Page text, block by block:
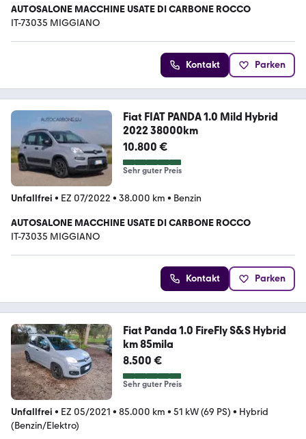
AUTOSALONE MACCHINE USATE DI CARBONE ROCCO
IT-73035 MIGGIANO
Kontakt Parken
Fiat FIAT PANDA 1.0 Mild Hybrid
2022 38000km
10.800 €
Sehr guter Preis
Unfallfrei • EZ 07/2022 • 38.000 km • Benzin
AUTOSALONE MACCHINE USATE DI CARBONE ROCCO
IT-73035 MIGGIANO
Kontakt Parken
Fiat Panda 1.0 FireFly S&S Hybrid
km 85mila
8.500 €
Sehr guter Preis
Unfallfrei • EZ 05/2021 • 85.000 km • 51 kW (69 PS) • Hybrid
(Benzin/Elektro)